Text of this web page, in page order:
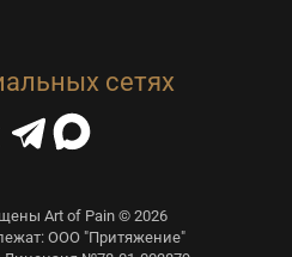
сетях
Art of Pain © 2026
ООО "Притяжение"